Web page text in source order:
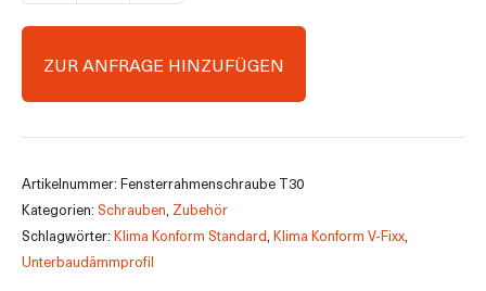
Menge
ZUR ANFRAGE HINZUFÜGEN
Artikelnummer: Fensterrahmenschraube T30
Kategorien: Schrauben, Zubehör
Schlagwörter: Klima Konform Standard, Klima Konform V-Fixx,
Unterbaudämmprofil